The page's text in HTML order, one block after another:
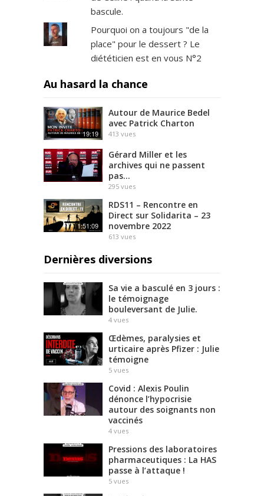
bascule.
Pourquoi on a toujours "de la
place" pour le dessert ? Le
diététicien est en vous N°2
Au hasard la chance
19:19
Autour de Maurice Bedel
avec Patrick Charton
413 vues
Gérard Miller et les
archives qui ne passent
pas…
295 vues
1:51:09
RDS11 – Rencontre en
Direct sur Solidarita – 23
novembre 2022
613 vues
Dernières diversions
Sa vie a basculé en 3 jours :
le témoignage
bouleversant de Julie.
4 vues
Œdèmes, paralysies et
urticaire après Pfizer : Julie
témoigne
5 vues
Covid : Alexis Poulin
dénonce l’hypocrisie
autour des soignants non
vaccinés
4 vues
Pressions des laboratoires
pharmaceutiques : La HAS
passe à l’attaque !
5 vues